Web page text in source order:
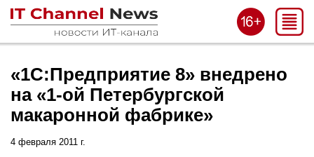
«1С:Предприятие 8» внедрено
на «1-ой Петербургской
макаронной фабрике»
4 февраля 2011 г.